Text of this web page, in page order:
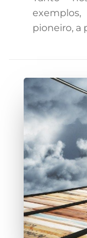
pioneiro, a